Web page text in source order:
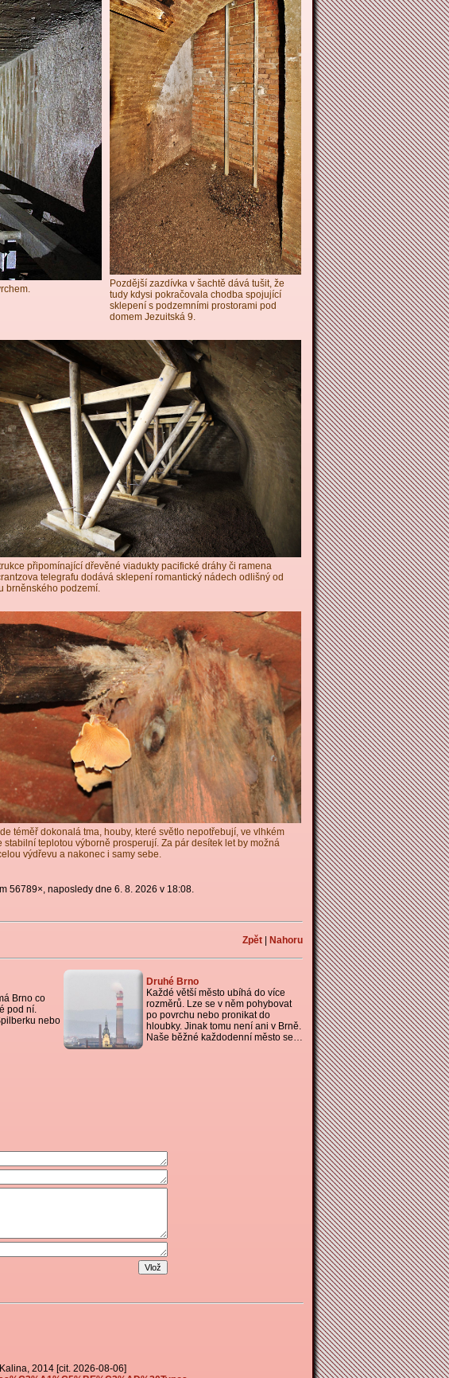
Pozdější zazdívka v šachtě dává tušit, že
tudy kdysi pokračovala chodba spojující
sklepení s podzemními prostorami pod
domem Jezuitská 9.
připomínající dřevěné viadukty pacifické dráhy či ramena
telegrafu dodává sklepení romantický nádech odlišný od
brněnského podzemí.
téměř dokonalá tma, houby, které světlo nepotřebují, ve vlhkém
stabilní teplotou výborně prosperují. Za pár desítek let by možná
výdřevu a nakonec i samy sebe.
56789×, naposledy dne 6. 8. 2026 v 18:08.
Zpět Nahoru
Brno co
pod ní.
nebo
Druhé Brno
Každé větší město ubíhá do více
rozměrů. Lze se v něm pohybovat
po povrchu nebo pronikat do
hloubky. Jinak tomu není ani v Brně.
Naše běžné každodenní město se…
2014 [cit. 2026-08-06]